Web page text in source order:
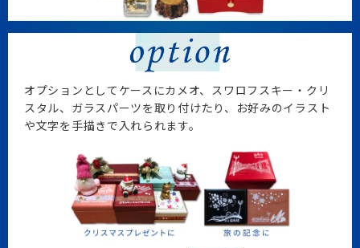
オプションとしてケースにカメオ、スワロフスキー・クリ
スタル、 ガラスパーツを取り付けたり、お好みのイラスト
や文字を手描きで入れられます。